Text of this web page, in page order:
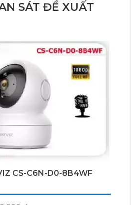
SÁT ĐỀ XUẤT
CS-C6N-D0-8B4WF